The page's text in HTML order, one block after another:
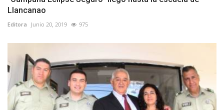
Llancanao
Editora Junio 20, 2019 975